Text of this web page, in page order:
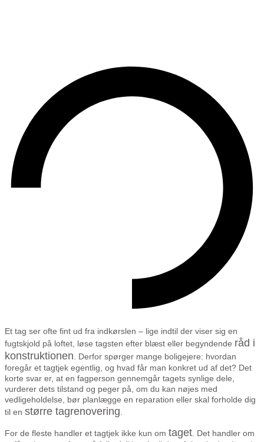
Et tag ser ofte fint ud fra indkørslen – lige indtil der viser sig en
fugtskjold på loftet, løse tagsten efter blæst eller begyndende råd i
konstruktionen . Derfor spørger mange boligejere: hvordan
foregår et tagtjek egentlig, og hvad får man konkret ud af det? Det
korte svar er, at en fagperson gennemgår tagets synlige dele,
vurderer dets tilstand og peger på, om du kan nøjes med
vedligeholdelse, bør planlægge en reparation eller skal forholde dig
til en større tagrenovering
For de fleste handler et tagtjek ikke kun om taget . Det handler om